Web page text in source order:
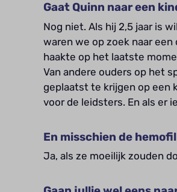
Gaat Quinn naar een
Nog niet. Als hij 2,5 jaar is
waren we op zoek naar een
haakte op het laatste
Van andere ouders op het
geplaatst te krijgen op een
voor de leidsters. En als er
En misschien de
Ja, als ze moeilijk zouden